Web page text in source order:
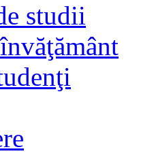
studii